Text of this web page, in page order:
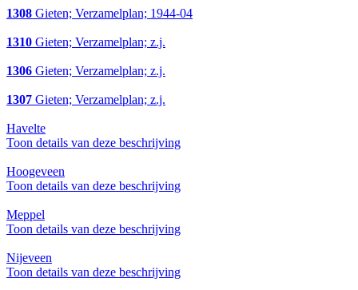
1308 Gieten; Verzamelplan; 1944-04
1310 Gieten; Verzamelplan; z.j.
1306 Gieten; Verzamelplan; z.j.
1307 Gieten; Verzamelplan; z.j.
Havelte
Toon details van deze beschrijving
Hoogeveen
Toon details van deze beschrijving
Meppel
Toon details van deze beschrijving
Nijeveen
Toon details van deze beschrijving